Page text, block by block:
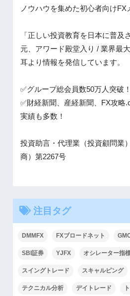
ノウハウを集めた初心者向けFX
「正しい投資教育を日本に普及
元、アワード殿堂入り / 業界最
耳より情報を発信しています。
✅グループ総会員数50万人突破！
✅財経新聞、産経新聞、FX攻略
実績も多数！
投資助言・代理業（投資顧問業
商）第2267号
注目タグ
DMMFX FXブロードネット
SBI証券 YJFX オシレーター指
スイングトレード スキャルピング
テクニカル分析 デイトレード